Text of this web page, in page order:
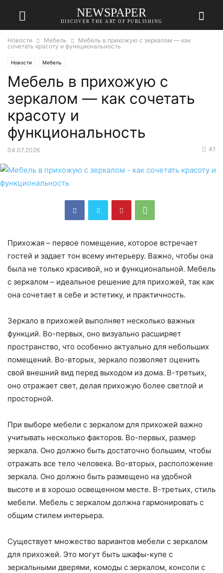
NEWSPAPER
DISCOVER THE ART OF PUBLISHING
Новости Мебель
Мебель в прихожую с зеркалом — как
сочетать красоту и функциональность
Новости Мебель
Мебель в прихожую с
зеркалом — как сочетать
красоту и
функциональность
04.07.2026 41
Прихожая – первое помещение, которое встречает
гостей и задает тон всему интерьеру. Важно, чтобы она
была не только красивой, но и функциональной. Мебель
с зеркалом – идеальное решение для прихожей, так как
она сочетает в себе и эстетику, и практичность.
Зеркало в прихожей выполняет несколько важных
функций. Во-первых, оно визуально расширяет
пространство, что особенно актуально для небольших
помещений. Во-вторых, зеркало позволяет оценить
свой внешний вид перед выходом из дома. В-третьих,
оно отражает свет, делая прихожую более светлой и
просторной.
При выборе мебели с зеркалом для прихожей важно
учитывать несколько факторов. Во-первых, размер
зеркала. Оно должно быть достаточно большим, чтобы
отражать все тело человека. Во-вторых, расположение
зеркала. Оно должно быть размещено на удобной
высоте и в хорошо освещенном месте. В-третьих, стиль
мебели. Мебель с зеркалом должна гармонировать с
общим стилем интерьера.
Существует множество вариантов мебели с зеркалом
для прихожей. Это могут быть шкафы-купе с
зеркальными дверями, комоды с зеркалом, консоли с